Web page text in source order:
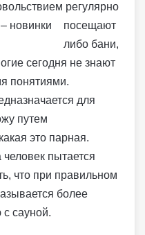
регулярно
посещают
либо бани,
сегодня не знают
понятиями.
для
путем
это парная.
пытается
что при правильном
более
сауной.